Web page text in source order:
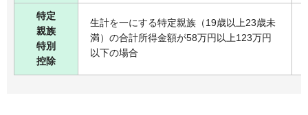
特定
親族
特別
控除
生計を一にする特定親族（19歳以上23歳未
満）の合計所得金額が58万円以上123万円
以下の場合